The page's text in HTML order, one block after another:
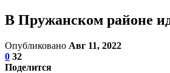
В Пружанском районе
Опубликовано Авг 11, 2022
0 32
Поделится